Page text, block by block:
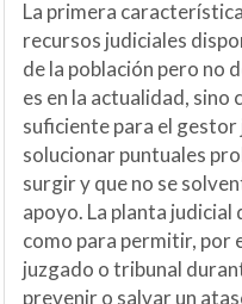
La primera
recursos judiciales
de la población pero no
es en la actualidad, sino
suficiente para el gestor
solucionar puntuales
surgir y que no se
apoyo. La planta
como para permitir, por
juzgado o tribunal
prevenir o salvar un